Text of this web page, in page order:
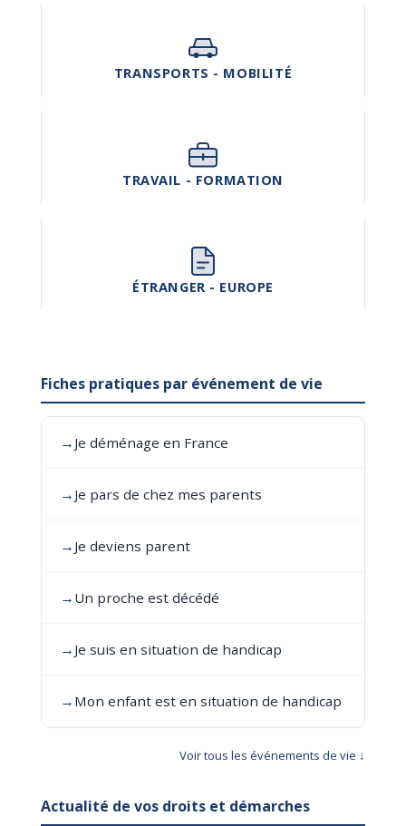
TRANSPORTS - MOBILITÉ
TRAVAIL - FORMATION
ÉTRANGER - EUROPE
Fiches pratiques par événement de vie
→ Je déménage en France
→ Je pars de chez mes parents
→ Je deviens parent
→ Un proche est décédé
→ Je suis en situation de handicap
→ Mon enfant est en situation de handicap
Voir tous les événements de vie ↓
Actualité de vos droits et démarches